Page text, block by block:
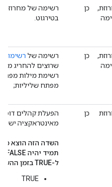
כן
רשימה של
בטירגוט.
כן רשימה של רשימות
שרוצים להחריג
רשימת מילות
מפתח שליליות;
כן
הפעלת קהלים
מאינטראקציה
השדה הזה הוצא
ל-TRUE בזמן ההעלאה, הערך יאופס ל-FALSE.
TRUE